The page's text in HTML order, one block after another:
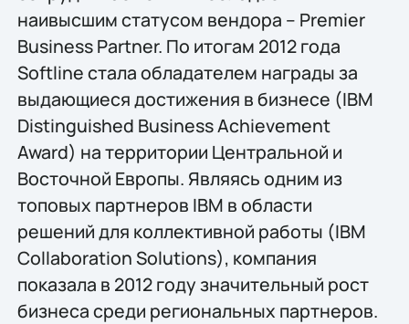
наивысшим статусом вендора – Premier
Business Partner. По итогам 2012 года
Softline стала обладателем награды за
выдающиеся достижения в бизнесе (IBM
Distinguished Business Achievement
Award) на территории Центральной и
Восточной Европы. Являясь одним из
топовых партнеров IBM в области
решений для коллективной работы (IBM
Collaboration Solutions), компания
показала в 2012 году значительный рост
бизнеса среди региональных партнеров.